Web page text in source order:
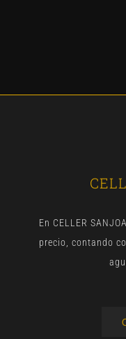
En CELLER
precio, contando